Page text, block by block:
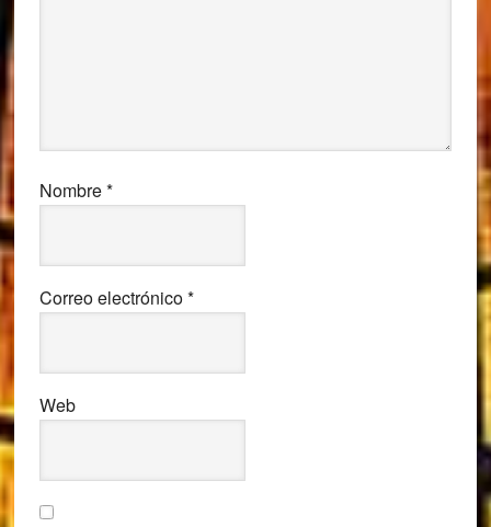
Nombre*
Correo electrónico*
Web